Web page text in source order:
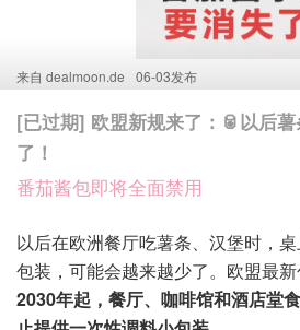
来自 dealmoon.de 06-03发布
[已过期] 欧盟新规来了：🥫以后
了！
番茄酱包即将全面禁用
以后在欧洲餐厅吃薯条、汉堡时，
包装，可能会越来越少了。欧盟最新
2030年起，餐厅、咖啡馆和酒店堂